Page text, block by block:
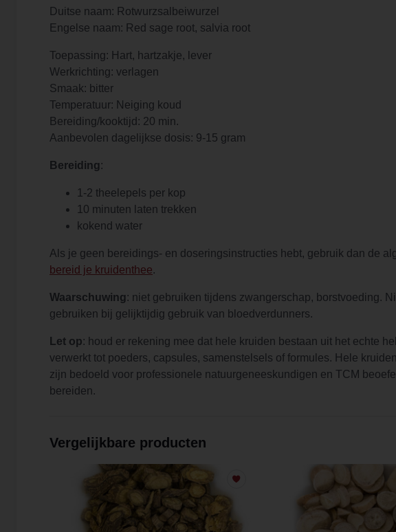
Duitse naam: Rotwurzsalbeiwurzel
Engelse naam: Red sage root, salvia root
Toepassing: Hart, hartzakje, lever
Werkrichting: verlagen
Smaak: bitter
Temperatuur: Neiging koud
Bereiding/kooktijd: 20 min.
Aanbevolen dagelijkse dosis: 9-15 gram
Bereiding:
1-2 theelepels per kop
10 minuten laten trekken
kokend water
Als je geen bereidings- en doseringsinstructies hebt, gebruik dan de
bereid je kruidenthee.
Waarschuwing: niet gebruiken tijdens zwangerschap, borstvoeding.
gebruiken bij gelijktijdig gebruik van bloedverdunners.
Let op: houd er rekening mee dat hele kruiden bestaan uit het echte
verwerkt tot poeders, capsules, samenstelsels of formules. Hele
zijn bedoeld voor professionele natuurgeneeskundigen en TCM
bereiden.
Vergelijkbare producten